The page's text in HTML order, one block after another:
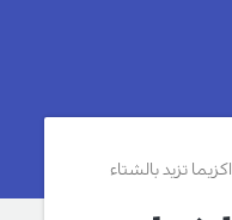
اكزيما تزيد بالشتاء